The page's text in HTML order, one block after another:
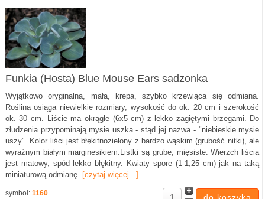
Funkia (Hosta) Blue Mouse Ears sadzonka
Wyjątkowo oryginalna, mała, krępa, szybko krzewiąca się odmiana.
Roślina osiąga niewielkie rozmiary, wysokość do ok. 20 cm i szerokość
ok. 30 cm. Liście ma okrągłe (6x5 cm) z lekko zagiętymi brzegami. Do
złudzenia przypominają mysie uszka - stąd jej nazwa - "niebieskie mysie
uszy". Kolor liści jest błękitnozielony z bardzo wąskim (grubość nitki), ale
wyraźnym białym marginesikiem.Listki są grube, mięsiste. Wierzch liścia
jest matowy, spód lekko błękitny. Kwiaty spore (1-1,25 cm) jak na taką
miniaturową odmianę. [czytaj więcej...]
symbol: 1160